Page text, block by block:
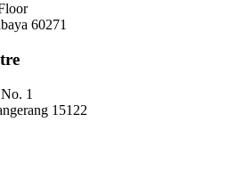
60271
1
15122